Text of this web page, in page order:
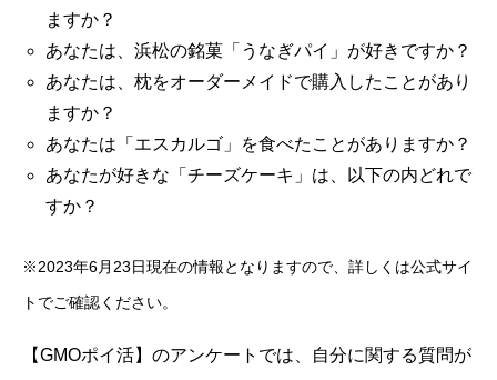
ますか？
あなたは、浜松の銘菓「うなぎパイ」が好きですか？
あなたは、枕をオーダーメイドで購入したことがあり
ますか？
あなたは「エスカルゴ」を食べたことがありますか？
あなたが好きな「チーズケーキ」は、以下の内どれで
すか？
※2023年6月23日現在の情報となりますので、詳しくは公式サイ
トでご確認ください。
【GMOポイ活】のアンケートでは、自分に関する質問が